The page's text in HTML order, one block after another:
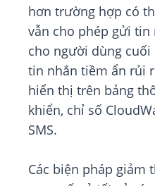
hơn trường hợp có
vẫn cho phép gửi tin
cho người dùng cuối
tin nhắn tiềm ẩn rủi
hiển thị trên bảng
khiển, chỉ số
SMS.
Các biện pháp giảm